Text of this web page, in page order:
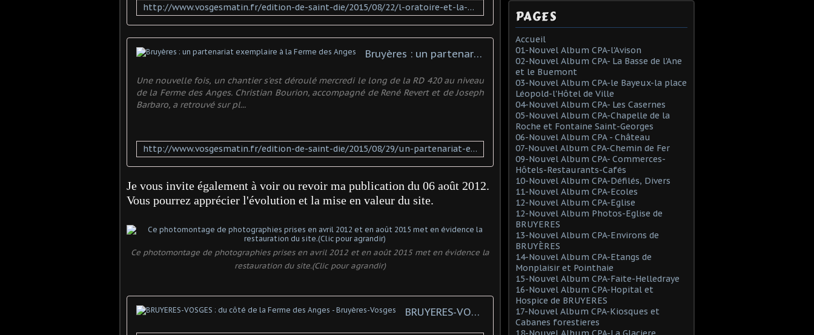
http://www.vosgesmatin.fr/edition-de-saint-die/2015/08/22/l-oratoire-et-la-crypte-bien-visibles
Bruyères : un partenariat exemplaire à la Ferme des Anges
Une nouvelle fois, un chantier s'est déroulé mercredi le long de la RD 420 au niveau
de la Ferme des Anges. Christian Bourion, accompagné de René Revert et de Joseph
Barbaro, a retrouvé sur pl...
http://www.vosgesmatin.fr/edition-de-saint-die/2015/08/29/un-partenariat-exemplaire-a-la-ferme-des-anges
Je vous invite également à voir ou revoir ma publication du 06 août 2012.
Vous pourrez apprécier l'évolution et la mise en valeur du site.
Ce photomontage de photographies prises en avril 2012 et en août 2015 met en évidence la
restauration du site.(Clic pour agrandir)
BRUYERES-VOSGES : du côté de la Ferme des Anges - Bruyères-Vosges
PAGES
Accueil
01-Nouvel Album CPA-l'Avison
02-Nouvel Album CPA- La Basse de l'Ane
et le Buemont
03-Nouvel Album CPA-le Bayeux-la place
Léopold-l'Hôtel de Ville
04-Nouvel Album CPA- Les Casernes
05-Nouvel Album CPA-Chapelle de la
Roche et Fontaine Saint-Georges
06-Nouvel Album CPA - Château
07-Nouvel Album CPA-Chemin de Fer
09-Nouvel Album CPA- Commerces-
Hôtels-Restaurants-Cafés
10-Nouvel Album CPA-Défilés, Divers
11-Nouvel Album CPA-Ecoles
12-Nouvel Album CPA-Eglise
12-Nouvel Album Photos-Eglise de
BRUYERES
13-Nouvel Album CPA-Environs de
BRUYÈRES
14-Nouvel Album CPA-Etangs de
Monplaisir et Pointhaie
15-Nouvel Album CPA-Faite-Helledraye
16-Nouvel Album CPA-Hopital et
Hospice de BRUYERES
17-Nouvel Album CPA-Kiosques et
Cabanes forestieres